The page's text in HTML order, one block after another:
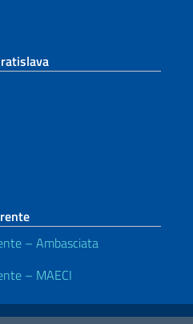
– Ambasciata
– MAECI